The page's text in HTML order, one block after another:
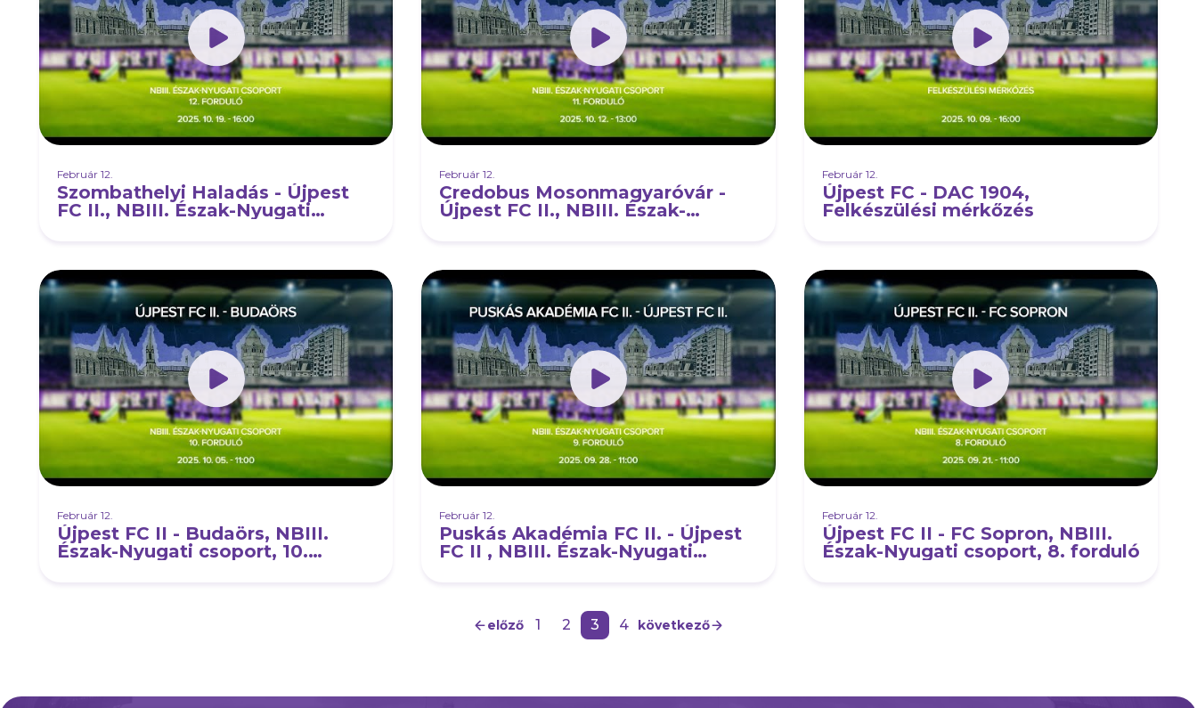
Február 12.
Szombathelyi Haladás - Újpest
FC II., NBIII. Észak-Nyugati
Február 12.
Credobus Mosonmagyaróvár -
Újpest FC II., NBIII. Észak-
Február 12.
Újpest FC - DAC 1904,
Felkészülési mérkőzés
Február 12.
Újpest FC II - Budaörs, NBIII.
Észak-Nyugati csoport, 10.
Február 12.
Puskás Akadémia FC II. - Újpest
FC II , NBIII. Észak-Nyugati
Február 12.
Újpest FC II - FC Sopron, NBIII.
Észak-Nyugati csoport, 8. forduló
előző 1 2 3 4 következő